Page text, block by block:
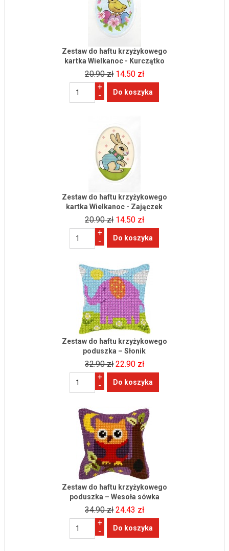
Zestaw do haftu krzyżykowego
kartka Wielkanoc - Kurczątko
20.90 zł 14.50 zł
+
-
Zestaw do haftu krzyżykowego
kartka Wielkanoc - Zajączek
20.90 zł 14.50 zł
+
-
Zestaw do haftu krzyżykowego
poduszka – Słonik
32.90 zł 22.90 zł
+
-
Zestaw do haftu krzyżykowego
poduszka – Wesoła sówka
34.90 zł 24.43 zł
+
-